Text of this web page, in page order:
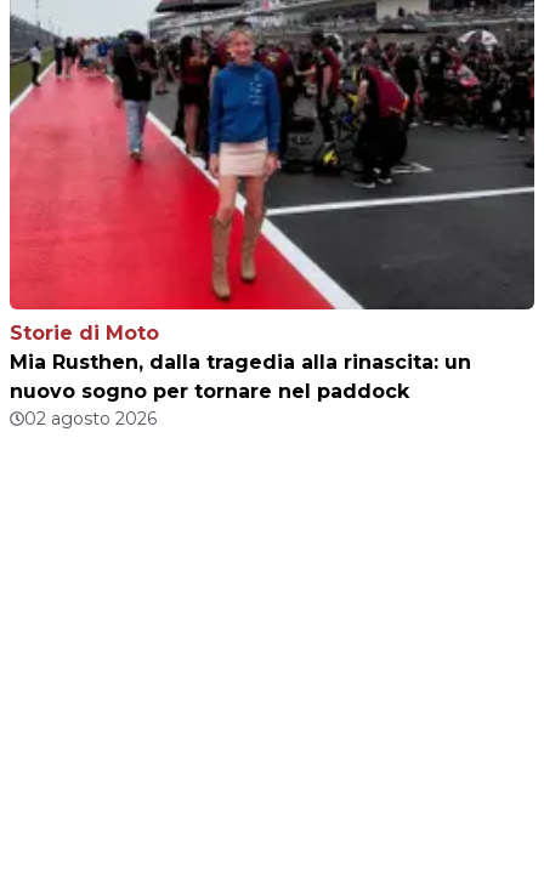
Storie di Moto
Mia Rusthen, dalla tragedia alla rinascita: un
nuovo sogno per tornare nel paddock
02 agosto 2026